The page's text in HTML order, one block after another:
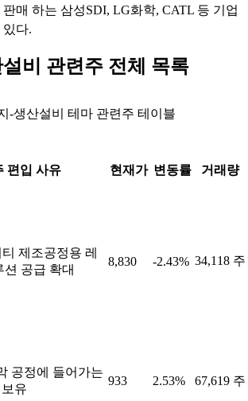
매 하는 삼성SDI, LG화학, CATL 등 기업
있다.
비 관련주 전체 목록
-생산설비 테마 관련주 테이블
편입 사유 현재가 변동률 거래량
제조공정용 레
션 공급 확대
8,830 -2.43% 34,118 주
공정에 들어가는
유
933 2.53% 67,619 주